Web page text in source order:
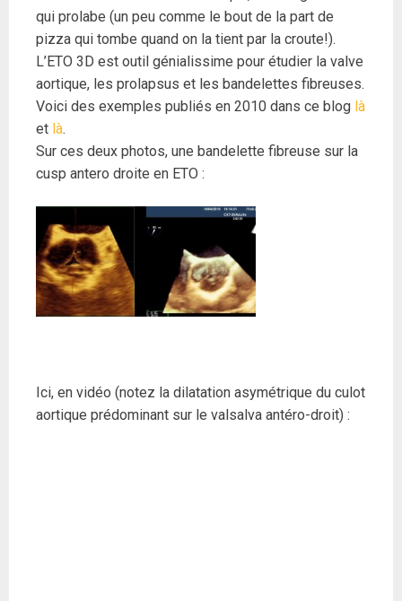
qui prolabe (un peu comme le bout de la part de
pizza qui tombe quand on la tient par la croute!).
L’ETO 3D est outil génialissime pour étudier la valve
aortique, les prolapsus et les bandelettes fibreuses.
Voici des exemples publiés en 2010 dans ce blog là
et là.
Sur ces deux photos, une bandelette fibreuse sur la
cusp antero droite en ETO :
Ici, en vidéo (notez la dilatation asymétrique du culot
aortique prédominant sur le valsalva antéro-droit) :